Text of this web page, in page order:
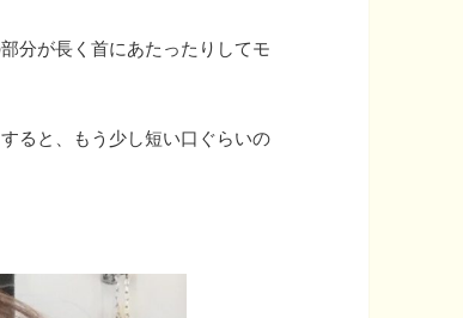
分が長く首にあたったりしてモ
ると、もう少し短い口ぐらいの